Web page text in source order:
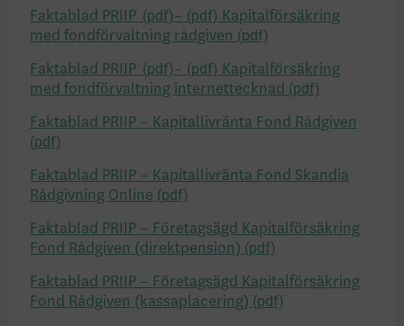
Faktablad PRIIP –
Kapitalförsäkring
med fondförvaltning rådgiven
Faktablad PRIIP –
Kapitalförsäkring
med fondförvaltning internettecknad
Faktablad PRIIP – Kapitallivränta Fond Rådgiven
Faktablad PRIIP – Kapitallivränta Fond Skandia
Rådgivning Online
Faktablad PRIIP – Företagsägd Kapitalförsäkring
Fond Rådgiven (direktpension)
Faktablad PRIIP – Företagsägd Kapitalförsäkring
Fond Rådgiven (kassaplacering)